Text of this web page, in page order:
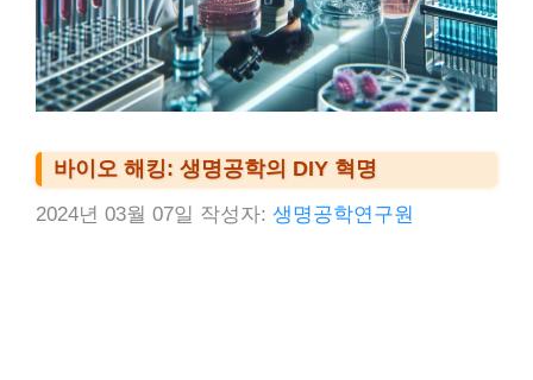
바이오 해킹: 생명공학의 DIY 혁명
2024년 03월 07일 작성자: 생명공학연구원